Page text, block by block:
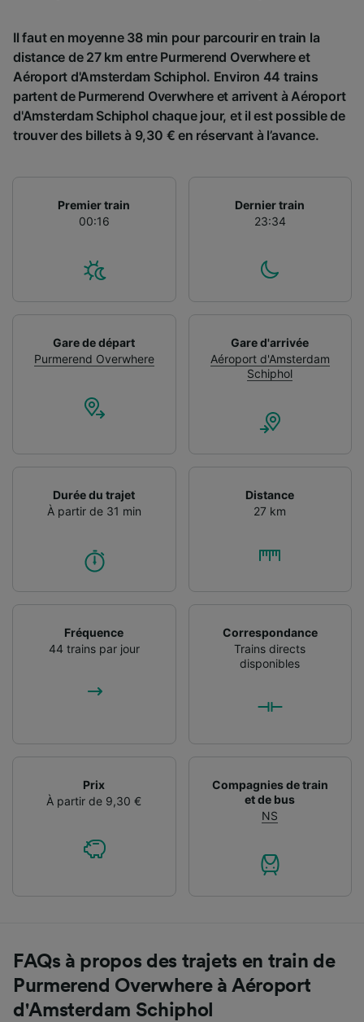
Il faut en moyenne 38 min pour parcourir en train la
distance de 27 km entre Purmerend Overwhere et
Aéroport d'Amsterdam Schiphol. Environ 44 trains
partent de Purmerend Overwhere et arrivent à Aéroport
d'Amsterdam Schiphol chaque jour, et il est possible de
trouver des billets à 9,30 € en réservant à l’avance.
Premier train
00:16
Dernier train
23:34
Gare de départ
Purmerend Overwhere
Gare d'arrivée
Aéroport d'Amsterdam
Schiphol
Durée du trajet
À partir de 31 min
Distance
27 km
Fréquence
44 trains par jour
Correspondance
Trains directs
disponibles
Prix
À partir de 9,30 €
Compagnies de train
et de bus
NS
FAQs à propos des trajets en train de
Purmerend Overwhere à Aéroport
d'Amsterdam Schiphol